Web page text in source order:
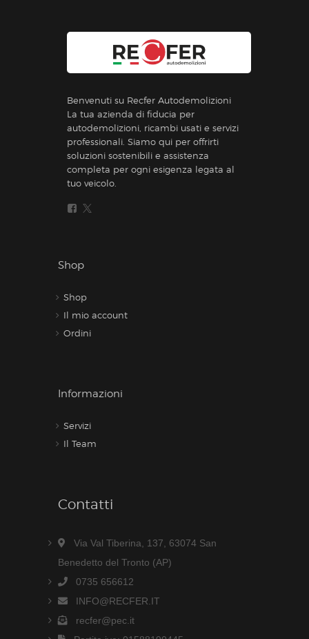
Benvenuti su Recfer Autodemolizioni
La tua azienda di fiducia per
autodemolizioni, ricambi usati e servizi
professionali. Siamo qui per offrirti
soluzioni sostenibili e assistenza
completa per ogni esigenza legata al
tuo veicolo.
Shop
Shop
Il mio account
Ordini
Informazioni
Servizi
Il Team
Contatti
Via Val Tiberina, 137, 63074 San
Benedetto del Tronto (AP)
0735 656612
INFO@RECFER.IT
recfer@pec.it